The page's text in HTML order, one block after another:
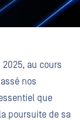
au cours
nos
que
poursuite de sa